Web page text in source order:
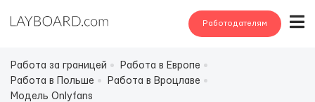
Работодателям
Работа за границей
Работа в Европе
Работа в Польше
Работа в Вроцлаве
Модель Onlyfans